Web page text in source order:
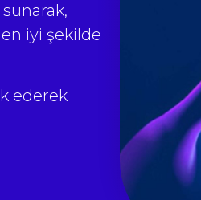
iyi şekilde
ederek